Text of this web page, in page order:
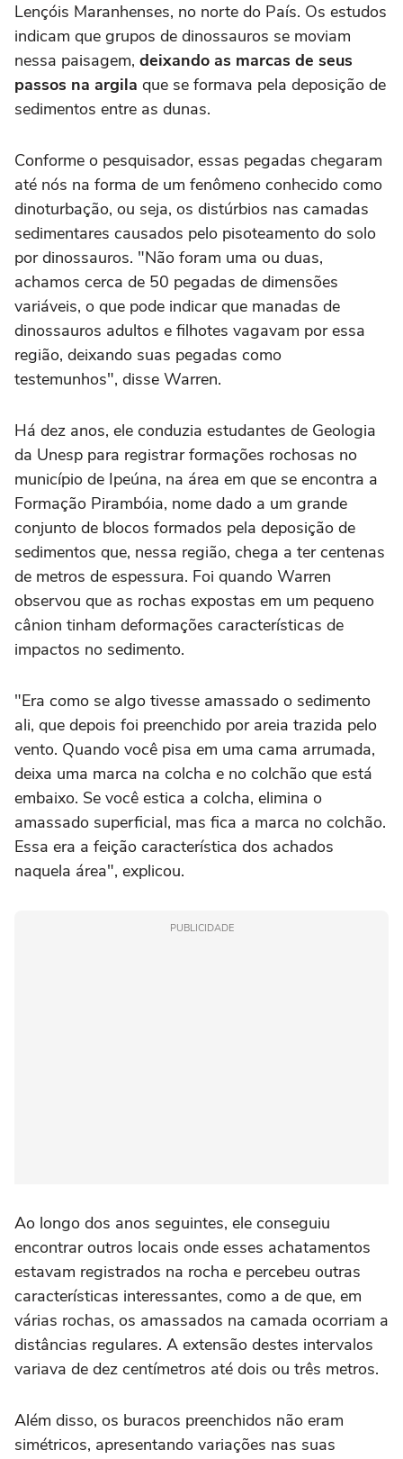
Lençóis Maranhenses, no norte do País. Os estudos
indicam que grupos de dinossauros se moviam
nessa paisagem, deixando as marcas de seus
passos na argila que se formava pela deposição de
sedimentos entre as dunas.
Conforme o pesquisador, essas pegadas chegaram
até nós na forma de um fenômeno conhecido como
dinoturbação, ou seja, os distúrbios nas camadas
sedimentares causados pelo pisoteamento do solo
por dinossauros. "Não foram uma ou duas,
achamos cerca de 50 pegadas de dimensões
variáveis, o que pode indicar que manadas de
dinossauros adultos e filhotes vagavam por essa
região, deixando suas pegadas como
testemunhos", disse Warren.
Há dez anos, ele conduzia estudantes de Geologia
da Unesp para registrar formações rochosas no
município de Ipeúna, na área em que se encontra a
Formação Pirambóia, nome dado a um grande
conjunto de blocos formados pela deposição de
sedimentos que, nessa região, chega a ter centenas
de metros de espessura. Foi quando Warren
observou que as rochas expostas em um pequeno
cânion tinham deformações características de
impactos no sedimento.
"Era como se algo tivesse amassado o sedimento
ali, que depois foi preenchido por areia trazida pelo
vento. Quando você pisa em uma cama arrumada,
deixa uma marca na colcha e no colchão que está
embaixo. Se você estica a colcha, elimina o
amassado superficial, mas fica a marca no colchão.
Essa era a feição característica dos achados
naquela área", explicou.
PUBLICIDADE
Ao longo dos anos seguintes, ele conseguiu
encontrar outros locais onde esses achatamentos
estavam registrados na rocha e percebeu outras
características interessantes, como a de que, em
várias rochas, os amassados na camada ocorriam a
distâncias regulares. A extensão destes intervalos
variava de dez centímetros até dois ou três metros.
Além disso, os buracos preenchidos não eram
simétricos, apresentando variações nas suas